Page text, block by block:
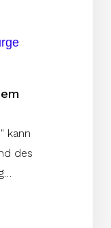
kann
des